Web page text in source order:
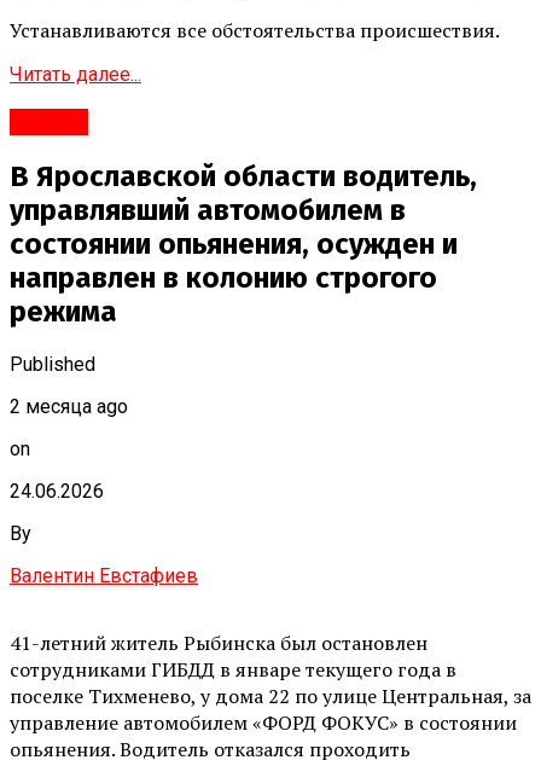
Устанавливаются все обстоятельства происшествия.
Читать далее...
В Ярославской области водитель,
управлявший автомобилем в
состоянии опьянения, осужден и
направлен в колонию строгого
режима
Published
2 месяца ago
on
24.06.2026
By
Валентин Евстафиев
41-летний житель Рыбинска был остановлен
сотрудниками ГИБДД в январе текущего года в
поселке Тихменево, у дома 22 по улице Центральная, за
управление автомобилем «ФОРД ФОКУС» в состоянии
опьянения. Водитель отказался проходить